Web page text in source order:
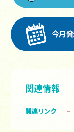
関連情報
関連リンク